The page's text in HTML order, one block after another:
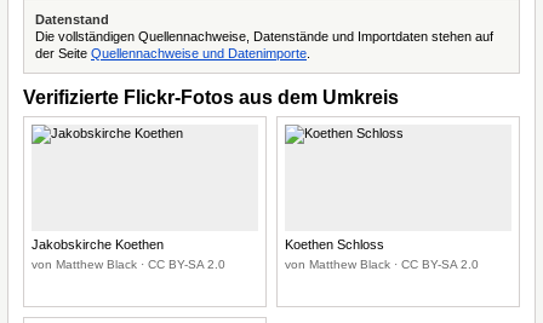
Datenstand
Die vollständigen Quellennachweise, Datenstände und Importdaten stehen auf
der Seite Quellennachweise und Datenimporte
Verifizierte Flickr-Fotos aus dem Umkreis
Jakobskirche Koethen
von Matthew Black · CC BY-SA 2.0
Koethen Schloss
von Matthew Black · CC BY-SA 2.0